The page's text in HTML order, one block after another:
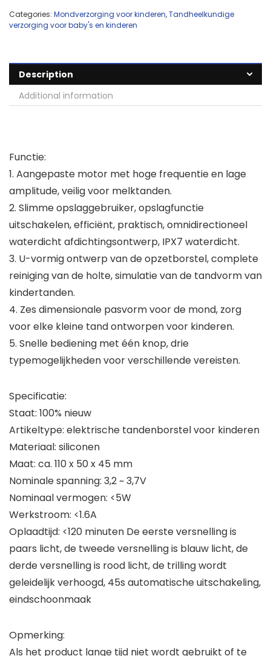
Categories: Mondverzorging voor kinderen,Tandheelkundige
verzorging voor baby's en kinderen
Description
Additional information
Functie:
1. Aangepaste motor met hoge frequentie en lage
amplitude, veilig voor melktanden.
2. Slimme opslaggebruiker, opslagfunctie
uitschakelen, efficiënt, praktisch, omnidirectioneel
waterdicht afdichtingsontwerp, IPX7 waterdicht.
3. U-vormig ontwerp van de opzetborstel, complete
reiniging van de holte, simulatie van de tandvorm van
kindertanden.
4. Zes dimensionale pasvorm voor de mond, zorg
voor elke kleine tand ontworpen voor kinderen.
5. Snelle bediening met één knop, drie
typemogelijkheden voor verschillende vereisten.
Specificatie:
Staat: 100% nieuw
Artikeltype: elektrische tandenborstel voor kinderen
Materiaal: siliconen
Maat: ca. 110 x 50 x 45 mm
Nominale spanning: 3,2 ~ 3,7V
Nominaal vermogen: <5W
Werkstroom: <1.6A
Oplaadtijd: <120 minuten De eerste versnelling is
paars licht, de tweede versnelling is blauw licht, de
derde versnelling is rood licht, de trilling wordt
geleidelijk verhoogd, 45s automatische uitschakeling,
eindschoonmaak
Opmerking:
Als het product lange tijd niet wordt gebruikt of te